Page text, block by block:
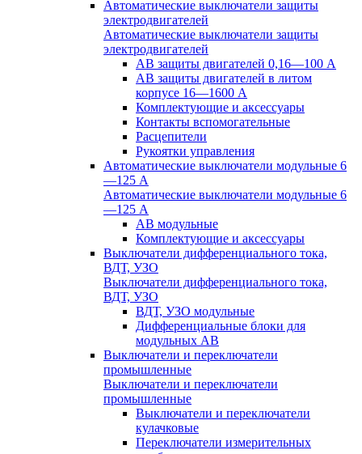
Автоматические выключатели защиты
электродвигателей
Автоматические выключатели защиты
электродвигателей
АВ защиты двигателей 0,16—100 А
АВ защиты двигателей в литом
корпусе 16—1600 А
Комплектующие и аксессуары
Контакты вспомогательные
Расцепители
Рукоятки управления
Автоматические выключатели модульные 6
—125 А
Автоматические выключатели модульные 6
—125 А
АВ модульные
Комплектующие и аксессуары
Выключатели дифференциального тока,
ВДТ, УЗО
Выключатели дифференциального тока,
ВДТ, УЗО
ВДТ, УЗО модульные
Дифференциальные блоки для
модульных АВ
Выключатели и переключатели
промышленные
Выключатели и переключатели
промышленные
Выключатели и переключатели
кулачковые
Переключатели измерительных